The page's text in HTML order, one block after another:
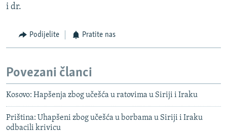
i dr.
Podijelite Pratite nas
Povezani članci
Kosovo: Hapšenja zbog učešća u ratovima u Siriji i Iraku
Priština: Uhapšeni zbog učešća u borbama u Siriji i Iraku
odbacili krivicu